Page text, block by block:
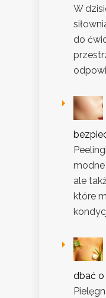
W
do
ale
które
dbać